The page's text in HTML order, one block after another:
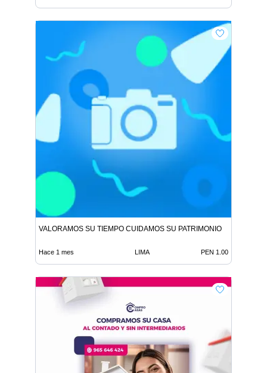
VALORAMOS SU TIEMPO CUIDAMOS SU PATRIMONIO
Hace 1 mes LIMA PEN 1.00